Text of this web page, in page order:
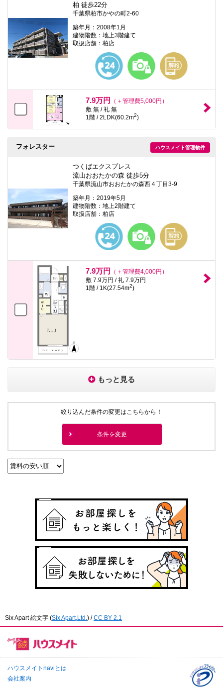
柏 徒歩22分
千葉県柏市かやの町2-60
築年月：2008年1月
建物階数：地上3階建て
取扱店舗：柏店
7.9万円
（＋管理費5,000円）
敷 無 / 礼 無
1階 / 2LDK(60.2m2)
ハウスメイト管理物件
フォレスター
つくばエクスプレス
流山おおたかの森 徒歩5分
千葉県流山市おおたかの森西４丁目3-9
築年月：2019年5月
建物階数：地上2階建て
取扱店舗：柏店
7.9万円
（＋管理費4,000円）
敷 7.9万円 / 礼 7.9万円
1階 / 1K(27.54m2)
もっと見る
絞り込んだ条件の変更はこちらから！
条件を変更
Six Apart 絵文字 (Six Apart,Ltd. ) /CC BY 2.1
ハウスメイトnaviとは
会社案内